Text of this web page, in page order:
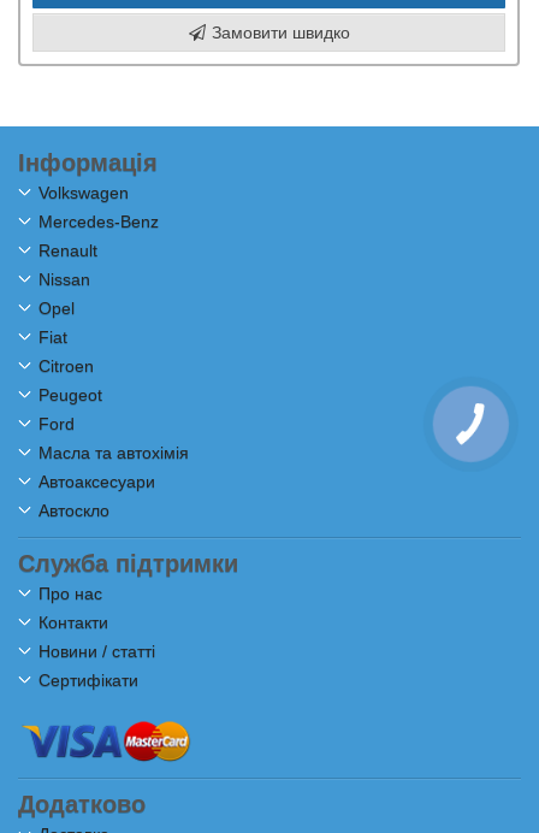
Замовити швидко
Інформація
Volkswagen
Mercedes-Benz
Renault
Nissan
Opel
Fiat
Citroen
Peugeot
Ford
Масла та автохімія
Автоаксесуари
Автоскло
Служба підтримки
Про нас
Контакти
Новини / статті
Сертифікати
Додатково